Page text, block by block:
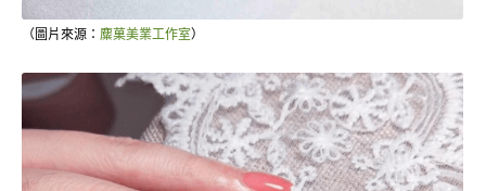
（圖片來源： 麋菓美業工作室）